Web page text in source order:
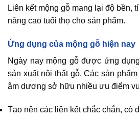
Liên kết mộng gỗ mang lại độ bền,
nâng cao tuổi thọ cho sản phẩm.
Ứng dụng của mộng gỗ hiện nay
Ngày nay mộng gỗ được ứng
sản xuất nội thất gỗ. Các sản
âm dương sở hữu nhiều ưu điểm
Tạo nên các liên kết chắc chắn, có